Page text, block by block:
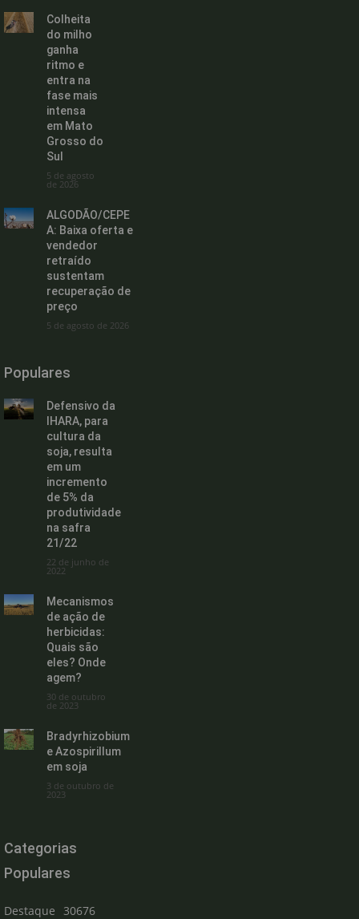
Colheita
do milho
ganha
ritmo e
entra na
fase mais
intensa
em Mato
Grosso do
Sul
5 de agosto
de 2026
ALGODÃO/CEPE
A: Baixa oferta e
vendedor
retraído
sustentam
recuperação de
preço
5 de agosto de 2026
Populares
Defensivo da
IHARA, para
cultura da
soja, resulta
em um
incremento
de 5% da
produtividade
na safra
21/22
22 de junho de
2022
Mecanismos
de ação de
herbicidas:
Quais são
eles? Onde
agem?
30 de outubro
de 2023
Bradyrhizobium
e Azospirillum
em soja
3 de outubro de
2023
Categorias
Populares
Destaque
30676